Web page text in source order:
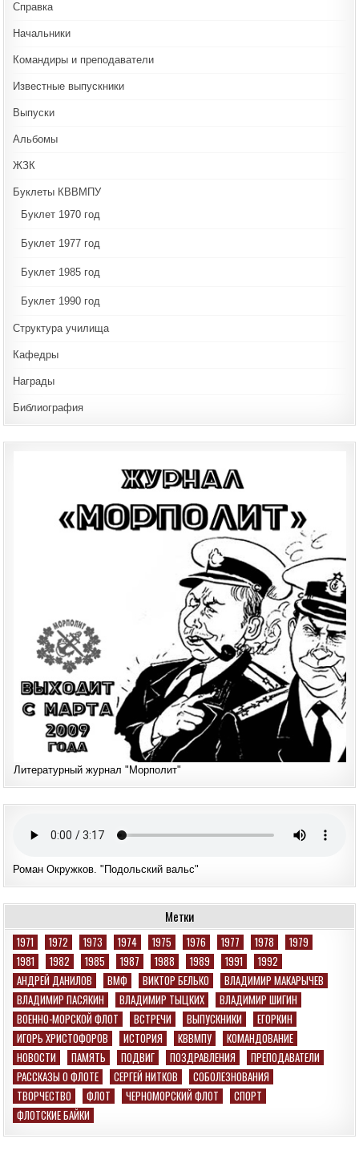
Справка
Начальники
Командиры и преподаватели
Известные выпускники
Выпуски
Альбомы
ЖЗК
Буклеты КВВМПУ
Буклет 1970 год
Буклет 1977 год
Буклет 1985 год
Буклет 1990 год
Структура училища
Кафедры
Награды
Библиография
Литературный журнал "Морполит"
Роман Окружков. "Подольский вальс"
Метки
1971 1972 1973 1974 1975 1976 1977 1978
1979
1981
1982 1985 1987 1988 1989 1991
1992
АНДРЕЙ ДАНИЛОВ
ВМФ ВИКТОР БЕЛЬКО
ВЛАДИМИР МАКАРЫЧЕВ
ВЛАДИМИР ПАСЯКИН
ВЛАДИМИР ТЫЦКИХ
ВЛАДИМИР ШИГИН
ВОЕННО-МОРСКОЙ ФЛОТ
ВСТРЕЧИ ВЫПУСКНИКИ
ЕГОРКИН
ИГОРЬ ХРИСТОФОРОВ
ИСТОРИЯ КВВМПУ
КОМАНДОВАНИЕ
НОВОСТИ
ПАМЯТЬ ПОДВИГ ПОЗДРАВЛЕНИЯ
ПРЕПОДАВАТЕЛИ
РАССКАЗЫ О ФЛОТЕ
СЕРГЕЙ НИТКОВ
СОБОЛЕЗНОВАНИЯ
ТВОРЧЕСТВО
ФЛОТ ЧЕРНОМОРСКИЙ ФЛОТ
СПОРТ
ФЛОТСКИЕ БАЙКИ